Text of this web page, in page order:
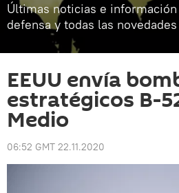
Últimas noticias e
defensa y todas las
EEUU envía
estratégicos B-
Medio
06:52 GMT 22.11.2020